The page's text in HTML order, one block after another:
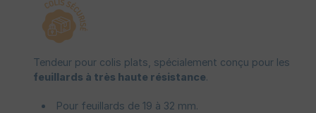
Tendeur pour colis plats, spécialement conçu pour les
feuillards à très haute résistance.
Pour feuillards de 19 à 32 mm.